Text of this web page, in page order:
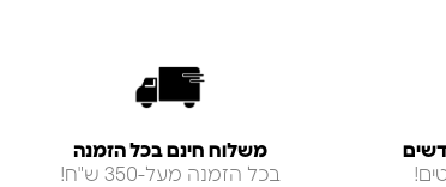
משלוח חינם בכל הזמנה
בכל הזמנה מעל-350 ש"ח!